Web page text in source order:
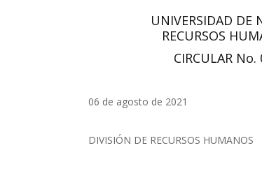
UNIVERSIDAD DE
RECURSOS
CIRCULAR No.
06 de agosto de 2021
DIVISIÓN DE RECURSOS HUMANOS